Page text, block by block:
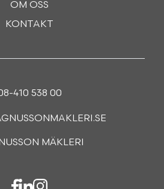
OM OSS
KONTAKT
410 538 00
MÄKLERI